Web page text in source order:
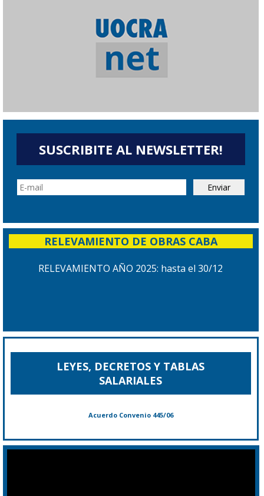
SUSCRIBITE AL NEWSLETTER!
RELEVAMIENTO DE OBRAS CABA
RELEVAMIENTO AÑO 2025: hasta el 30/12
LEYES, DECRETOS Y TABLAS
SALARIALES
Acuerdo Convenio 445/06